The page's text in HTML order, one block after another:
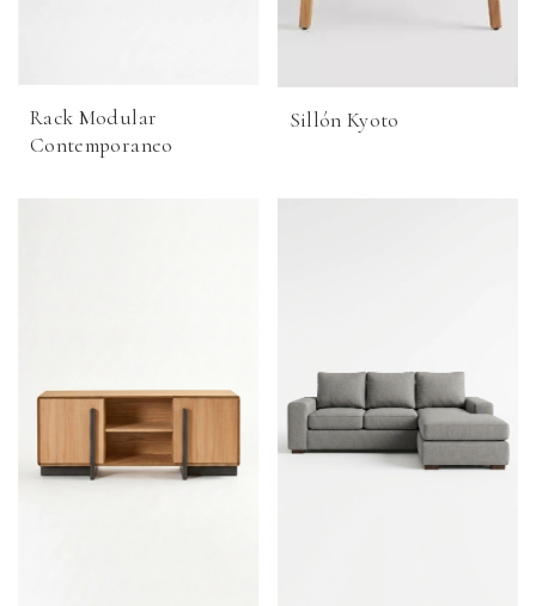
Rack Modular
Contemporaneo
Sillón Kyoto